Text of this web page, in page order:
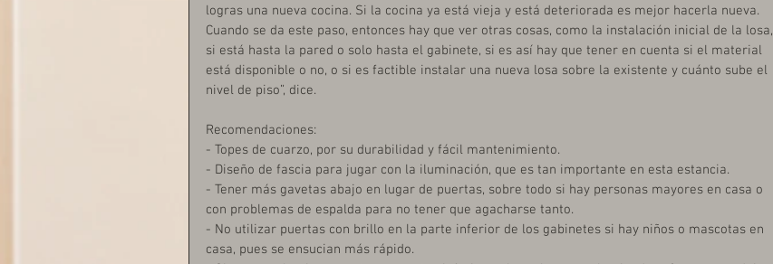
logras una nueva cocina. Si la cocina ya está vieja y está deteriorada es mejor hacerla nueva.
Cuando se da este paso, entonces hay que ver otras cosas, como la instalación inicial de la losa,
si está hasta la pared o solo hasta el gabinete, si es así hay que tener en cuenta si el material
está disponible o no, o si es factible instalar una nueva losa sobre la existente y cuánto sube el
nivel de piso”, dice.
Recomendaciones:
- Topes de cuarzo, por su durabilidad y fácil mantenimiento.
- Diseño de fascia para jugar con la iluminación, que es tan importante en esta estancia.
- Tener más gavetas abajo en lugar de puertas, sobre todo si hay personas mayores en casa o
con problemas de espalda para no tener que agacharse tanto.
- No utilizar puertas con brillo en la parte inferior de los gabinetes si hay niños o mascotas en
casa, pues se ensucian más rápido.